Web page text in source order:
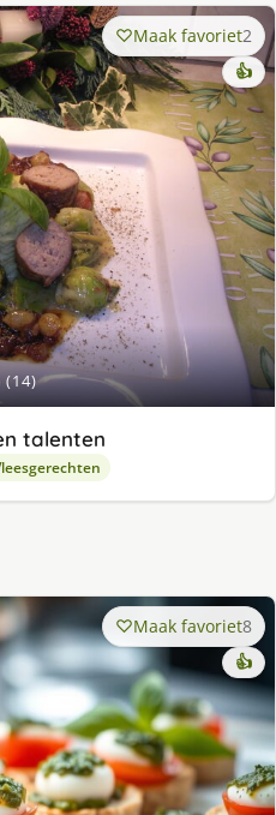
(14)
Maak favoriet2
👍
talenten
Maak favoriet8
👍